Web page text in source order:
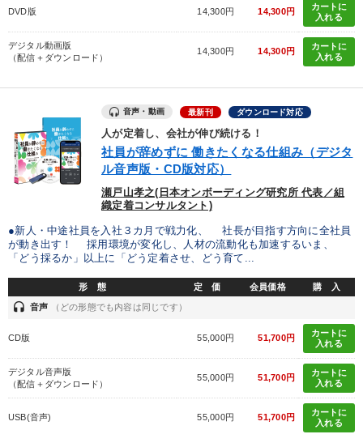
IT・サービス・金融業 コンサルタント 専門家
キーワード
井上和弘 創業者
会社数字を学ぶ 両利きの経営
※「更新」を押すと「テーマ」「キーワード」を更新いただけます。
refresh 更新する
全国経営者セミナー収録物以外の経営教材（全762タイトル）からお探
しいただけます
DVD版 14,300円 14,300円
カートに
入れる
デジタル動画版
（配信＋ダウンロード）
14,300円 14,300円
カートに
入れる
音声・動画 最新刊 ダウンロード対応
人が定着し、会社が伸び続ける！
社員が辞めずに 働きたくなる仕組み（デジタ
ル音声版・CD版対応）
瀬戸山孝之(日本オンボーディング研究所 代表／組
織定着コンサルタント)
●新人・中途社員を入社３カ月で戦力化、 社長が目指す方向に全社員
が動き出す！ 採用環境が変化し、人材の流動化も加速するいま、
「どう採るか」以上に「どう定着させ、どう育て...
形 態 定 価 会員価格 購 入
headset 音声 （どの形態でも内容は同じです）
CD版 55,000円 51,700円
カートに
入れる
デジタル音声版
（配信＋ダウンロード）
55,000円 51,700円
カートに
入れる
USB(音声) 55,000円 51,700円
カートに
入れる